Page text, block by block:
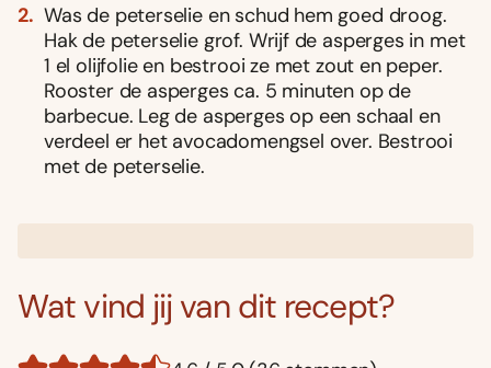
Was de peterselie en schud hem goed droog.
Hak de peterselie grof. Wrijf de asperges in met
1 el olijfolie en bestrooi ze met zout en peper.
Rooster de asperges ca. 5 minuten op de
barbecue. Leg de asperges op een schaal en
verdeel er het avocadomengsel over. Bestrooi
met de peterselie.
Wat vind jij van dit recept?